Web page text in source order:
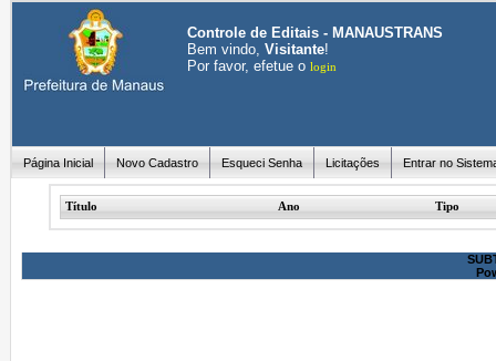
Controle de Editais - MANAUSTRANS
Bem vindo, Visitante!
Por favor, efetue o login
Página Inicial Novo Cadastro Esqueci Senha Licitações Entrar no
Título Ano Tipo